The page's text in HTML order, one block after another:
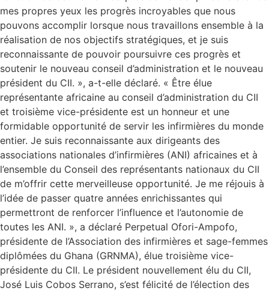
mes propres yeux les progrès incroyables que nous
pouvons accomplir lorsque nous travaillons ensemble à la
réalisation de nos objectifs stratégiques, et je suis
reconnaissante de pouvoir poursuivre ces progrès et
soutenir le nouveau conseil d’administration et le nouveau
président du CII. », a-t-elle déclaré. « Être élue
représentante africaine au conseil d’administration du CII
et troisième vice-présidente est un honneur et une
formidable opportunité de servir les infirmières du monde
entier. Je suis reconnaissante aux dirigeants des
associations nationales d’infirmières (ANI) africaines et à
l’ensemble du Conseil des représentants nationaux du CII
de m’offrir cette merveilleuse opportunité. Je me réjouis à
l’idée de passer quatre années enrichissantes qui
permettront de renforcer l’influence et l’autonomie de
toutes les ANI. », a déclaré Perpetual Ofori-Ampofo,
présidente de l’Association des infirmières et sage-femmes
diplômées du Ghana (GRNMA), élue troisième vice-
présidente du CII. Le président nouvellement élu du CII,
José Luis Cobos Serrano, s’est félicité de l’élection des